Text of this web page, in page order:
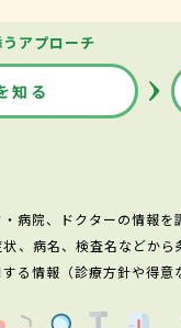
アプローチ
知る
病院、ドクターの情報を
病名、検査名などか
る情報（診療方針や得意